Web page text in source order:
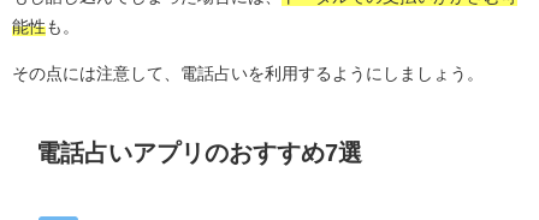
能性も。
その点には注意して、電話占いを利用するようにしましょう。
電話占いアプリのおすすめ7選